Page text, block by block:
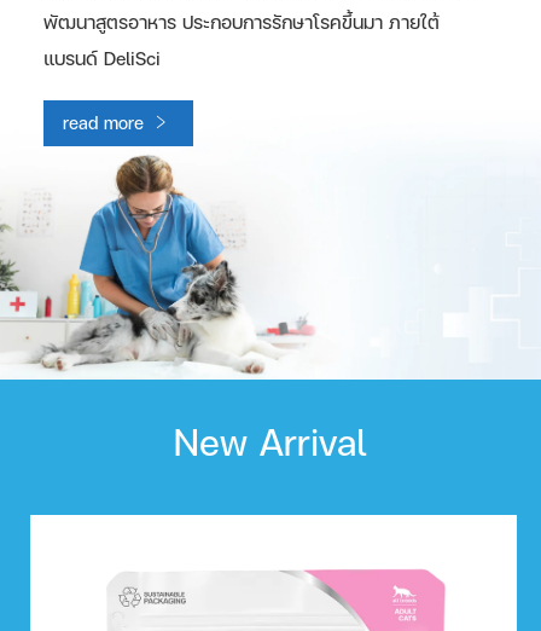
พัฒนาสูตรอาหาร ประกอบการรักษาโรคขึ้นมา ภายใต้
แบรนด์ DeliSci
read more ﹥
New Arrival